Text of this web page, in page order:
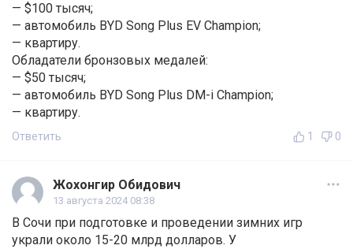
— $100 тысяч;
— автомобиль BYD Song Plus EV Champion;
— квартиру.
Обладатели бронзовых медалей:
— $50 тысяч;
— автомобиль BYD Song Plus DM-i Champion;
— квартиру.
Ответить 1 0
Жохонгир Обидович
13 августа 2024 08:38
В Сочи при подготовке и проведении зимних игр
украли около 15-20 млрд долларов. У